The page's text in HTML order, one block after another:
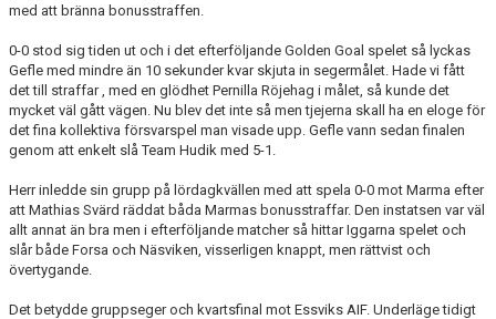
med att bränna bonusstraffen.
0-0 stod sig tiden ut och i det efterföljande Golden Goal spelet så lyckas
Gefle med mindre än 10 sekunder kvar skjuta in segermålet. Hade vi fått
det till straffar , med en glödhet Pernilla Röjehag i målet, så kunde det
mycket väl gått vägen. Nu blev det inte så men tjejerna skall ha en eloge för
det fina kollektiva försvarspel man visade upp. Gefle vann sedan finalen
genom att enkelt slå Team Hudik med 5-1.
Herr inledde sin grupp på lördagkvällen med att spela 0-0 mot Marma efter
att Mathias Svärd räddat båda Marmas bonusstraffar. Den instatsen var väl
allt annat än bra men i efterföljande matcher så hittar Iggarna spelet och
slår både Forsa och Näsviken, visserligen knappt, men rättvist och
övertygande.
Det betydde gruppseger och kvartsfinal mot Essviks AIF. Underläge tidigt